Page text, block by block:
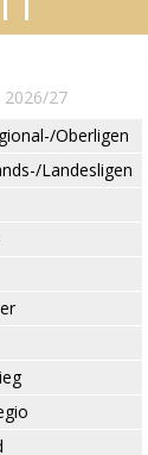
2026/27
Oberligen
Landesligen